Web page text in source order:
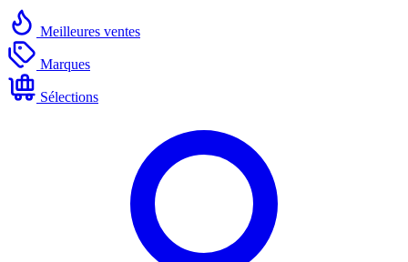
Meilleures ventes
Marques
Sélections